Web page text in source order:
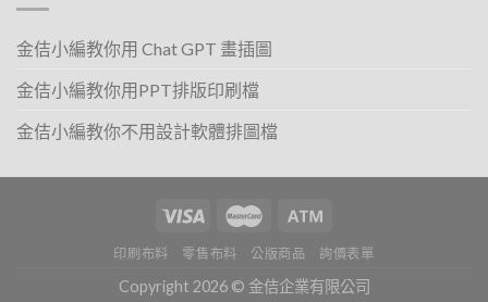
金佶小編教你用 Chat GPT 畫插圖
金佶小編教你用PPT排版印刷檔
金佶小編教你不用設計軟體排圖檔
印刷布料 零售布料 公版商品 詢價表單
Copyright 2026 © 金佶企業有限公司